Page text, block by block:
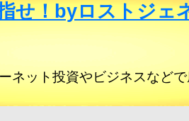
せ！byロストジェ
ネット投資やビジネスなど